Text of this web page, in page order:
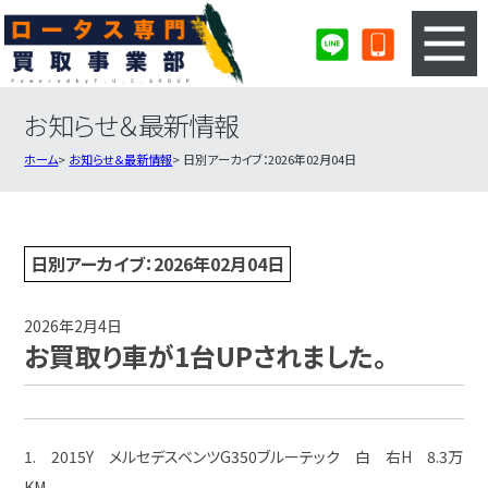
3ステップのカンタン査定
ロータス買取実績 会社概要・店舗紹介・MAP
お知らせ＆最新情報
ホーム お知らせ＆最新情報 日別アーカイブ：2026年02月04日
日別アーカイブ：2026年02月04日
2026年2月4日
お買取り車が1台UPされました。
1. 2015Y メルセデスベンツG350ブルーテック 白 右H 8.3万